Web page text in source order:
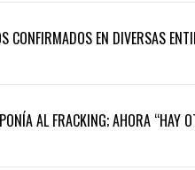
CONFIRMADOS EN DIVERSAS
AL FRACKING; AHORA “HAY